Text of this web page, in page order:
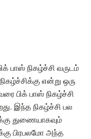
பாஸ் நிகழ்ச்சி வருடம்
என்று ஒரு
பிக் பாஸ் நிகழ்ச்சி
இந்த நிகழ்ச்சி பல
துணையாகவும்
பிரபலமோ அந்த